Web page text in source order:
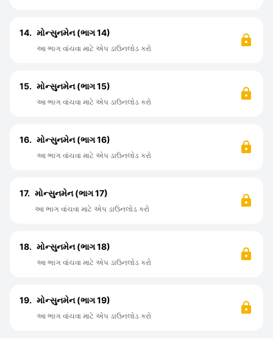
14. મોન્સુનમેન (ભાગ 14)
આ ભાગ વાંચવા માટે એપ ડાઉનલોડ કરો
15. મોન્સુનમેન (ભાગ 15)
આ ભાગ વાંચવા માટે એપ ડાઉનલોડ કરો
16. મોન્સુનમેન (ભાગ 16)
આ ભાગ વાંચવા માટે એપ ડાઉનલોડ કરો
17. મોન્સુનમેન (ભાગ 17)
આ ભાગ વાંચવા માટે એપ ડાઉનલોડ કરો
18. મોન્સુનમેન (ભાગ 18)
આ ભાગ વાંચવા માટે એપ ડાઉનલોડ કરો
19. મોન્સુનમેન (ભાગ 19)
આ ભાગ વાંચવા માટે એપ ડાઉનલોડ કરો